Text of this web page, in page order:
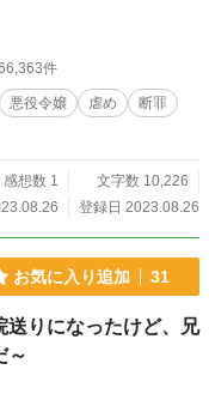
件
悪役令嬢 虐め
断罪
感想数 1
文字数 10,226
登録日 2023.08.26
お気に入り追加 31
送りになったけど、兄
～